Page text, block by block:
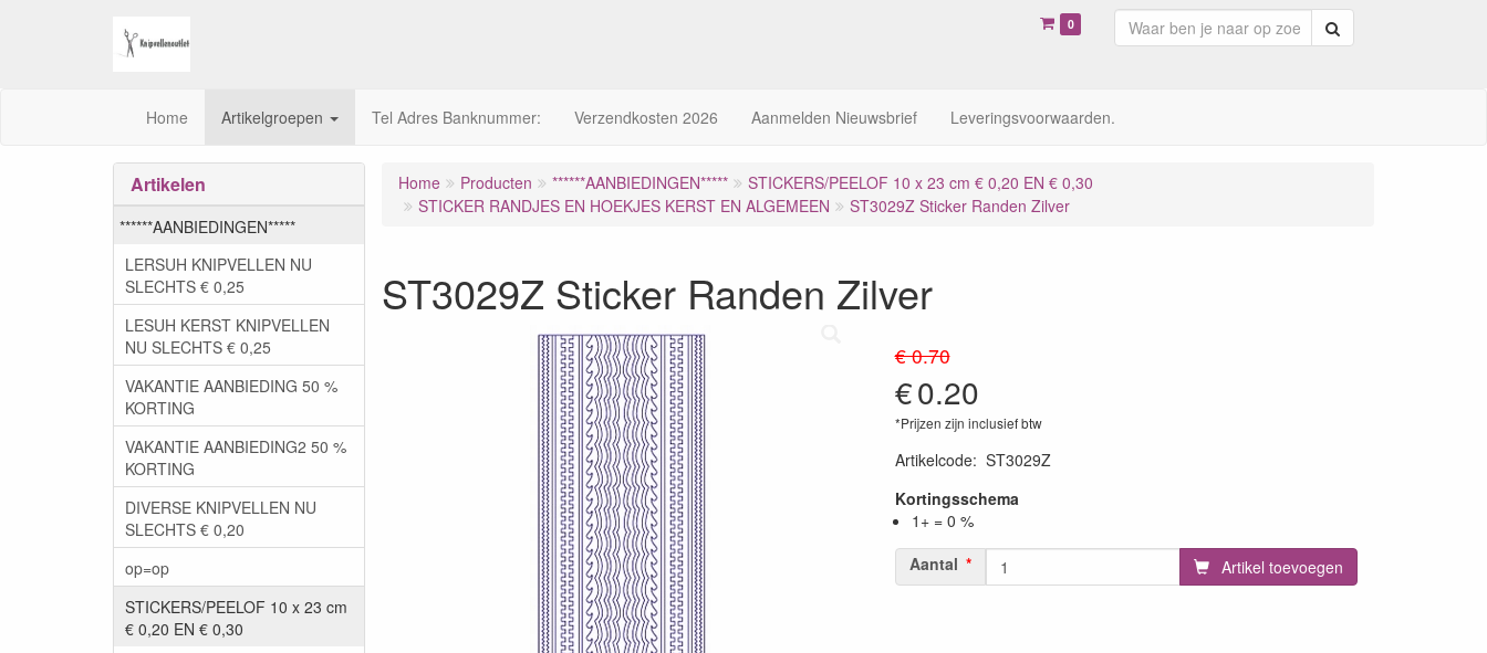
0
Home Artikelgroepen Tel Adres Banknummer: Verzendkosten 2026 Aanmelden Nieuwsbrief Leveringsvoorwaarden.
Home Producten ******AANBIEDINGEN*****
STICKERS/PEELOF 10 x 23 cm € 0,20 EN € 0,30
STICKER RANDJES EN HOEKJES KERST EN ALGEMEEN
ST3029Z Sticker Randen Zilver
ST3029Z Sticker Randen Zilver
€ 0.70
€0.20
*Prijzen zijn inclusief btw
Artikelcode: ST3029Z
Kortingsschema
1+ = 0 %
Aantal
Artikel toevoegen
Artikelen
******AANBIEDINGEN*****
LERSUH KNIPVELLEN NU
SLECHTS € 0,25
LESUH KERST KNIPVELLEN
NU SLECHTS € 0,25
VAKANTIE AANBIEDING 50 %
KORTING
VAKANTIE AANBIEDING2 50 %
KORTING
DIVERSE KNIPVELLEN NU
SLECHTS € 0,20
op=op
STICKERS/PEELOF 10 x 23 cm
€ 0,20 EN € 0,30